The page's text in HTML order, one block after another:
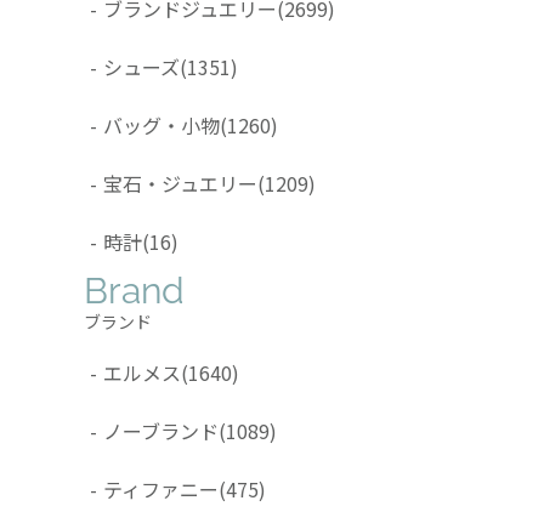
- ブランドジュエリー(2699)
- シューズ(1351)
- バッグ・小物(1260)
- 宝石・ジュエリー(1209)
- 時計(16)
Brand
ブランド
- エルメス(1640)
- ノーブランド(1089)
- ティファニー(475)